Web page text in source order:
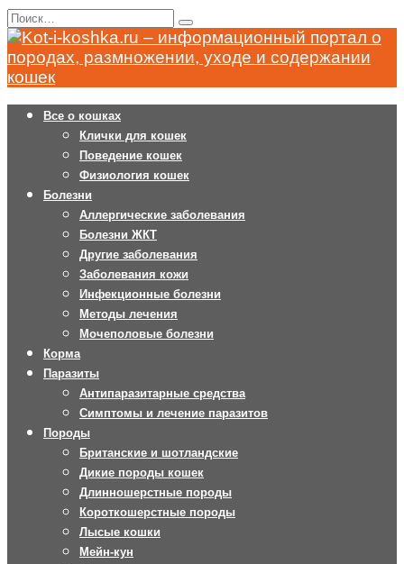
Перейти
к
содержанию
Search
for:
Все о кошках
Клички для кошек
Поведение кошек
Физиология кошек
Болезни
Аллергические заболевания
Болезни ЖКТ
Другие заболевания
Заболевания кожи
Инфекционные болезни
Методы лечения
Мочеполовые болезни
Корма
Паразиты
Антипаразитарные средства
Симптомы и лечение паразитов
Породы
Британские и шотландские
Дикие породы кошек
Длинношерстные породы
Короткошерстные породы
Лысые кошки
Мейн-кун